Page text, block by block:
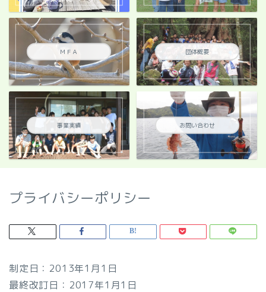
ＭＦＡ 団体概要
事業実績 お問い合わせ
プライバシーポリシー
制定日：2013年1月1日
最終改訂日：2017年1月1日